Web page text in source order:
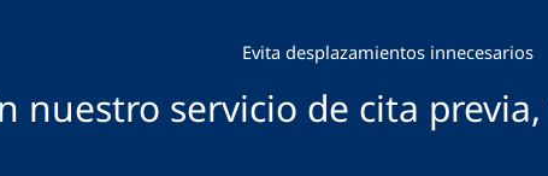
Evita desplazamientos innecesarios
nuestro servicio de cita